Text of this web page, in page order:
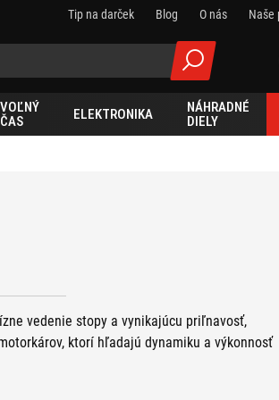
Tip na darček Blog O nás Naše
VOĽNÝ
ČAS
ELEKTRONIKA
NÁHRADNÉ
DIELY
vedenie stopy a vynikajúcu priľnavosť,
ktorí hľadajú dynamiku a výkonnosť